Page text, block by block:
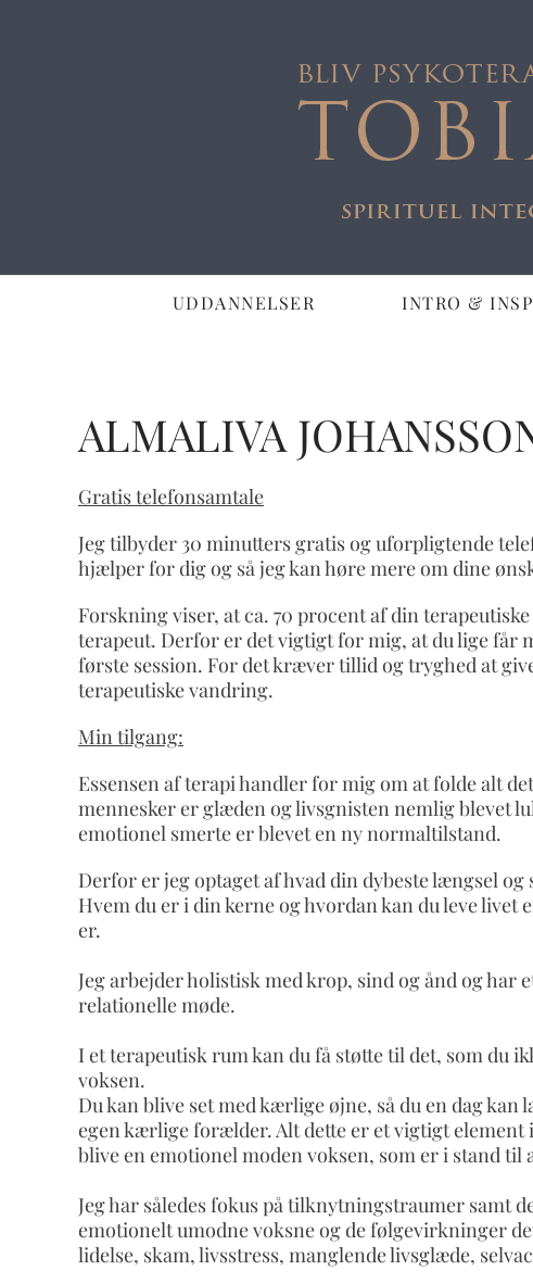
UDDANNELSER INTRO &
ALMALIVA
Gratis telefonsamtale
Jeg tilbyder 30 minutters gratis og uforpligtende
hjælper for dig og så jeg kan høre mere om dine
Forskning viser, at ca. 70 procent af din
terapeut. Derfor er det vigtigt for mig, at du lige får
første session. For det kræver tillid og tryghed at
terapeutiske vandring.
Min tilgang:
Essensen af terapi handler for mig om at folde alt
mennesker er glæden og livsgnisten nemlig blevet
emotionel smerte er blevet en ny normaltilstand.
Derfor er jeg optaget af hvad din dybeste længsel
Hvem du er i din kerne og hvordan kan du leve livet
er.
Jeg arbejder holistisk med krop, sind og ånd og
relationelle møde.
I et terapeutisk rum kan du få støtte til det, som du
voksen.
Du kan blive set med kærlige øjne, så du en dag
egen kærlige forælder. Alt dette er et vigtigt
blive en emotionel moden voksen, som er i stand til
Jeg har således fokus på tilknytningstraumer samt
emotionelt umodne voksne og de følgevirkninger
lidelse, skam, livsstress, manglende livsglæde,